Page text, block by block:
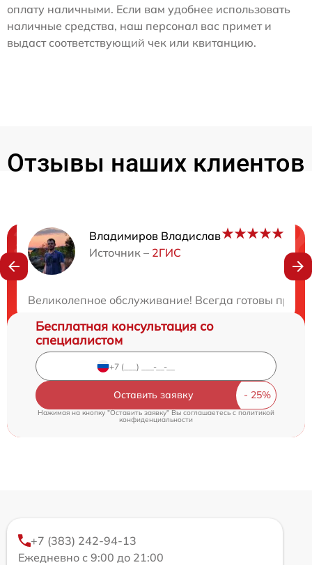
оплату наличными. Если вам удобнее использовать
наличные средства, наш персонал вас примет и
выдаст соответствующий чек или квитанцию.
Отзывы наших клиентов
Владимиров Владислав
Источник – 2ГИС
Великолепное обслуживание! Всегда готовы
Нужна консультация?
Бесплатная консультация со
специалистом
Оставить заявку
Нажимая на кнопку "Оставить заявку" Вы соглашаетесь cполитикой
конфиденциальности
+7 (383) 242-94-13
Ежедневно с 9:00 до 21:00